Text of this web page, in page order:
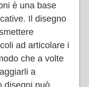
è una base
Il disegno
ad articolare i
che a volte
a